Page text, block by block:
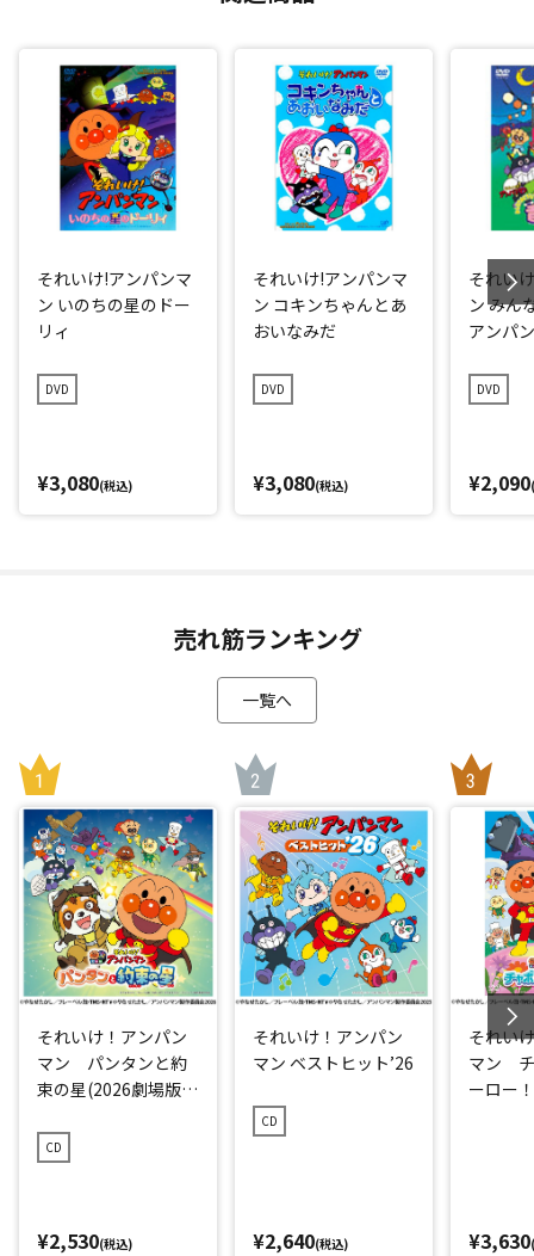
それいけ!アンパンマ
ン いのちの星のドー
リィ
DVD
¥3,080(税込)
それいけ!アンパンマ
ン コキンちゃんとあ
おいなみだ
DVD
¥3,080(税込)
それい
ン みん
アンパ
DVD
¥2,090
売れ筋ランキング
一覧へ
それいけ！アンパン
マン パンタンと約
束の星(2026劇場版ベ
CD
¥2,530(税込)
それいけ！アンパン
マン ベストヒット’26
CD
¥2,640(税込)
それい
マン チ
ーロー
¥3,630